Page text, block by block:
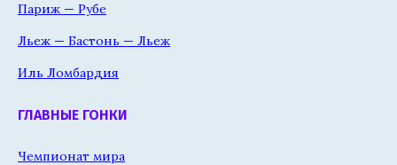
Париж — Рубе
Льеж — Бастонь — Льеж
Иль Ломбардия
ГЛАВНЫЕ ГОНКИ
Чемпионат мира